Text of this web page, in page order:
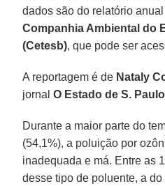
dados são do relatório
Companhia Ambiental do
(Cetesb), que pode ser
A reportagem é de Nataly
jornalO Estado de S. Paulo
Durante a maior parte do
(54,1%), a poluição por
inadequada e má. Entre as
desse tipo de poluente, a do